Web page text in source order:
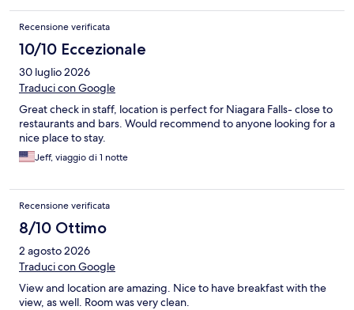
Recensione verificata
10/10 Eccezionale
30 luglio 2026
Traduci con Google
Great check in staff, location is perfect for Niagara Falls- close to
restaurants and bars. Would recommend to anyone looking for a
nice place to stay.
Jeff, viaggio di 1 notte
Recensione verificata
8/10 Ottimo
2 agosto 2026
Traduci con Google
View and location are amazing. Nice to have breakfast with the
view, as well. Room was very clean.